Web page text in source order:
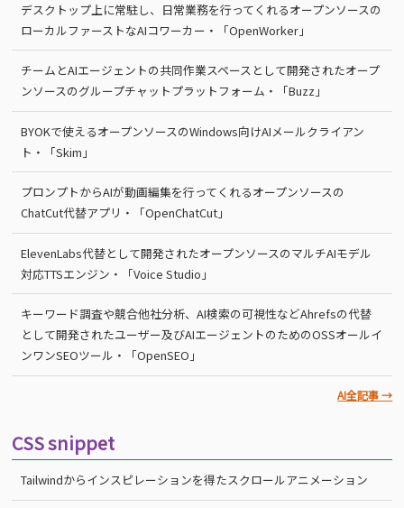
デスクトップ上に常駐し、日常業務を行ってくれるオープンソースの
ローカルファーストなAIコワーカー・「OpenWorker」
チームとAIエージェントの共同作業スペースとして開発されたオープ
ンソースのグループチャットプラットフォーム・「Buzz」
BYOKで使えるオープンソースのWindows向けAIメールクライアン
ト・「Skim」
プロンプトからAIが動画編集を行ってくれるオープンソースの
ChatCut代替アプリ・「OpenChatCut」
ElevenLabs代替として開発されたオープンソースのマルチAIモデル
対応TTSエンジン・「Voice Studio」
キーワード調査や競合他社分析、AI検索の可視性などAhrefsの代替
として開発されたユーザー及びAIエージェントのためのOSSオールイ
ンワンSEOツール・「OpenSEO」
AI全記事 →
CSS snippet
Tailwindからインスピレーションを得たスクロールアニメーション